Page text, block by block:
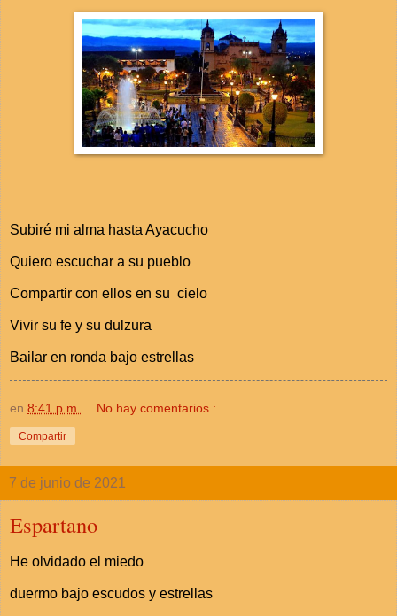
Subiré mi alma hasta Ayacucho
Quiero escuchar a su pueblo
Compartir con ellos en su cielo
Vivir su fe y su dulzura
Bailar en ronda bajo estrellas
en 8:41 p.m. No hay comentarios.:
Compartir
7 de junio de 2021
Espartano
He olvidado el miedo
duermo bajo escudos y estrellas